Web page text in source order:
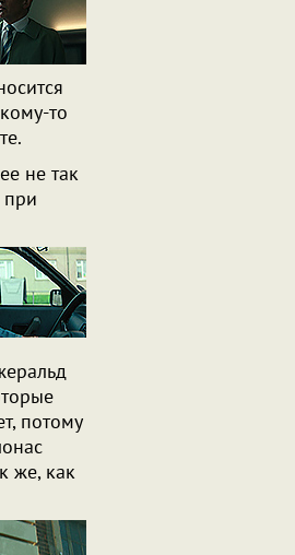
то
не так
при
потому
же, как